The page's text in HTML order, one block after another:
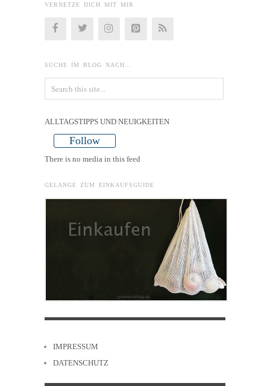
VERNETZE DICH MIT MIR
SUCHE IM BLOG NACH…
ALLTAGSTIPPS UND NEUIGKEITEN
Follow
There is no media in this feed
GELANGE ZUM EINKAUFSGUIDE
IMPRESSUM
DATENSCHUTZ